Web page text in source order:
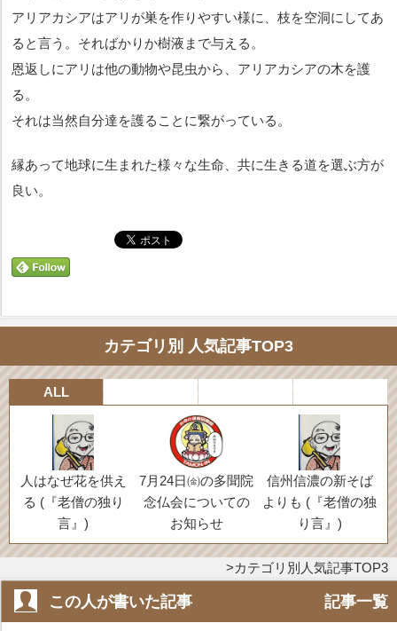
アリアカシアはアリが巣を作りやすい様に、枝を空洞にしてあ
ると言う。そればかりか樹液まで与える。
恩返しにアリは他の動物や昆虫から、アリアカシアの木を護
る。
それは当然自分達を護ることに繋がっている。
縁あって地球に生まれた様々な生命、共に生きる道を選ぶ方が
良い。
カテゴリ別 人気記事TOP3
ALL
人はなぜ花を供え
る (『老僧の独り
言』)
7月24日㈮の多聞院
念仏会についての
お知らせ
信州信濃の新そば
よりも (『老僧の独
り言』)
カテゴリ別人気記事TOP3
この人が書いた記事 記事一覧